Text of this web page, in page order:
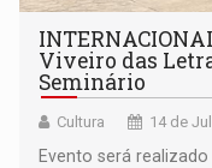
Viveiro das
Seminário
Cultura 14 de
Evento será